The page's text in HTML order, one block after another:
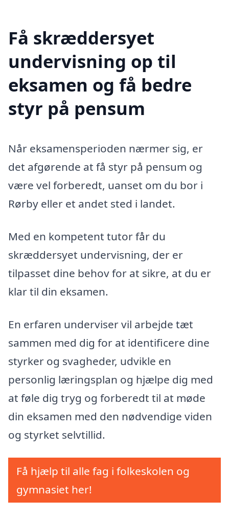
Få skræddersyet
undervisning op til
eksamen og få bedre
styr på pensum
Når eksamensperioden nærmer sig, er
det afgørende at få styr på pensum og
være vel forberedt, uanset om du bor i
Rørby eller et andet sted i landet.
Med en kompetent tutor får du
skræddersyet undervisning, der er
tilpasset dine behov for at sikre, at du er
klar til din eksamen.
En erfaren underviser vil arbejde tæt
sammen med dig for at identificere dine
styrker og svagheder, udvikle en
personlig læringsplan og hjælpe dig med
at føle dig tryg og forberedt til at møde
din eksamen med den nødvendige viden
og styrket selvtillid.
Få hjælp til alle fag i folkeskolen og
gymnasiet her!